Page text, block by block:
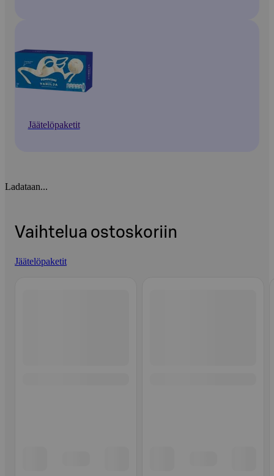
Jäätelöpaketit
Ladataan...
Vaihtelua ostoskoriin
Jäätelöpaketit